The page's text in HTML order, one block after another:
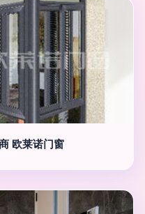
欧莱诺门窗